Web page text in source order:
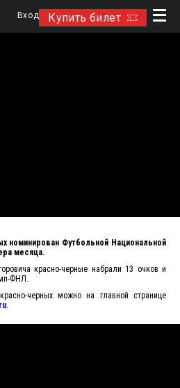
Купить билет
Вход
номинирован Футбольной Национальной
месяца.
красно-черные набрали 13 очков и
ФНЛ.
черных можно на главной странице
.